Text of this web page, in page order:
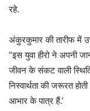
रहे.
अंकुरकुमार की तारीफ में
”इस युवा हीरो ने अपनी
जीवन के संकट वाली
निस्वार्थता की जरूरत
आभार के पात्र हैं.’